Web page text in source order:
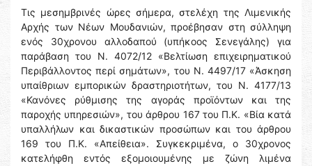
Τις μεσημβρινές ώρες σήμερα, στελέχη της Λιμενικής
Αρχής των Νέων Μουδανιών, προέβησαν στη σύλληψη
ενός 30χρονου αλλοδαπού (υπήκοος Σενεγάλης) για
παράβαση του Ν. 4072/12 «Βελτίωση επιχειρηματικού
Περιβάλλοντος περί σημάτων», του Ν. 4497/17 «Άσκηση
υπαίθριων εμπορικών δραστηριοτήτων, του Ν. 4177/13
«Κανόνες ρύθμισης της αγοράς προϊόντων και της
παροχής υπηρεσιών», του άρθρου 167 του Π.Κ. «Βία κατά
υπαλλήλων και δικαστικών προσώπων και του άρθρου
169 του Π.Κ. «Απείθεια». Συγκεκριμένα, ο 30χρονος
κατελήφθη εντός εξομοιουμένης με ζώνη λιμένα